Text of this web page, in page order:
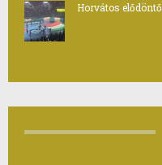
Horvátos elődöntő